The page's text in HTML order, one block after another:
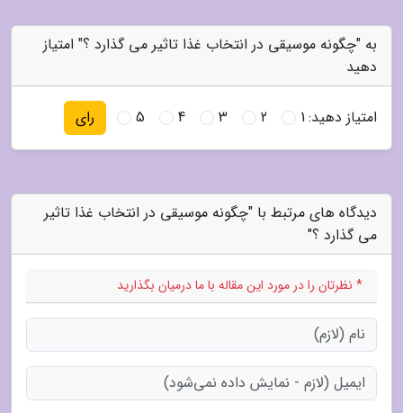
به "چگونه موسیقی در انتخاب غذا تاثیر می گذارد ؟" امتیاز
دهید
امتیاز دهید:1
2
3
4
5 رای
دیدگاه های مرتبط با "چگونه موسیقی در انتخاب غذا تاثیر
می گذارد ؟"
* نظرتان را در مورد این مقاله با ما درمیان بگذارید